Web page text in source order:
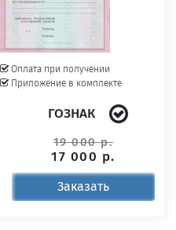
Оплата при получении
Приложение в комплекте
ГОЗНАК
19 000 р.
17 000 р.
Заказать